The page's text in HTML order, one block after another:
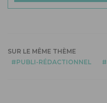
SUR LE MÊME THÈME
PUBLI-RÉDACTIONNEL